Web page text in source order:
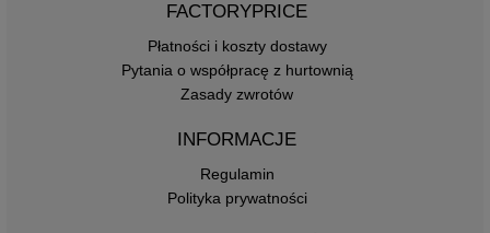
FACTORYPRICE
Płatności i koszty dostawy
Pytania o współpracę z hurtownią
Zasady zwrotów
INFORMACJE
Regulamin
Polityka prywatności